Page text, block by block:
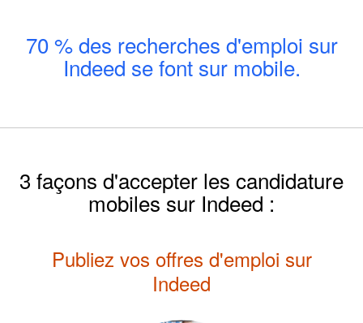
70 % des recherches d'emploi sur
Indeed se font sur mobile.
3 façons d'accepter les candidature
mobiles sur Indeed :
Publiez vos offres d'emploi sur
Indeed